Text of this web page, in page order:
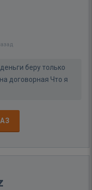
беру только
договорная Что я